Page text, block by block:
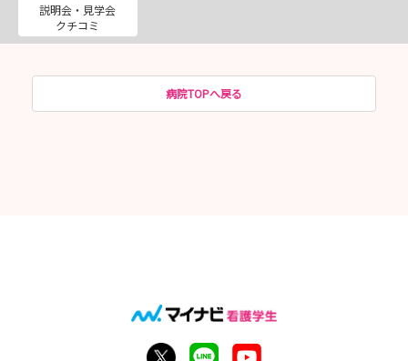
説明会・見学会
クチコミ
病院TOPへ戻る